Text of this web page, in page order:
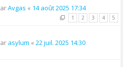
Avgas « 14 août 2025 17:34
1 2 3 4 5
asylum « 22 juil. 2025 14:30